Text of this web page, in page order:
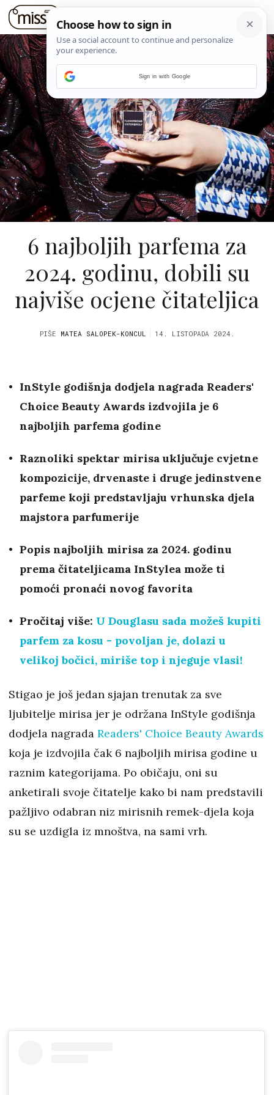
6 najboljih parfema za
2024. godinu, dobili su
najviše ocjene čitateljica
PIŠE MATEA SALOPEK-KONCUL 14. LISTOPADA 2024.
InStyle godišnja dodjela nagrada Readers'
Choice Beauty Awards izdvojila je 6
najboljih parfema godine
Raznoliki spektar mirisa uključuje cvjetne
kompozicije, drvenaste i druge jedinstvene
parfeme koji predstavljaju vrhunska djela
majstora parfumerije
Popis najboljih mirisa za 2024. godinu
prema čitateljicama InStylea može ti
pomoći pronaći novog favorita
Pročitaj više: U Douglasu sada možeš kupiti
parfem za kosu - povoljan je, dolazi u
velikoj bočici, miriše top i njeguje vlasi!
Stigao je još jedan sjajan trenutak za sve
ljubitelje mirisa jer je održana InStyle godišnja
dodjela nagrada Readers' Choice Beauty Awards
koja je izdvojila čak 6 najboljih mirisa godine u
raznim kategorijama. Po običaju, oni su
anketirali svoje čitatelje kako bi nam predstavili
pažljivo odabran niz mirisnih remek-djela koja
su se uzdigla iz mnoštva, na sami vrh.
Sign in with Google